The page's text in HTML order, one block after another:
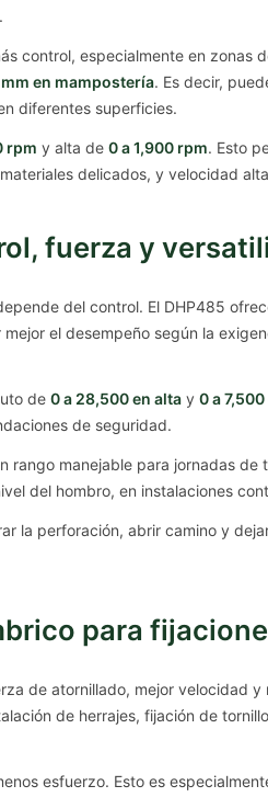
control, especialmente en zonas
mm en mampostería. Es decir,
diferentes superficies.
rpm y alta de 0 a 1,900 rpm. Esto
delicados, y velocidad
fuerza y
del control. El DHP485
mejor el desempeño según la
de 0 a 28,500 en alta y 0 a
de seguridad.
rango manejable para jornadas
del hombro, en instalaciones
la perforación, abrir camino y
para
de atornillado, mejor velocidad
de herrajes, fijación de
esfuerzo. Esto es